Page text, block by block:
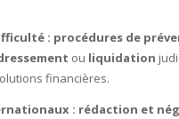
: procédures de
ou liquidation
financières.
: rédaction et